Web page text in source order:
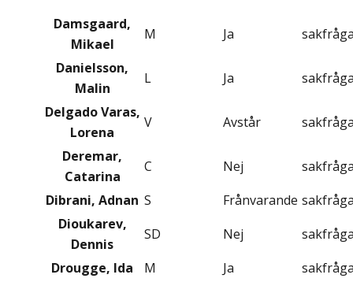
Damsgaard,
Mikael
M Ja
Danielsson,
Malin
L Ja
Delgado Varas,
Lorena
V Avstår
Deremar,
Catarina
C Nej
Dibrani, Adnan S Frånvarande
Dioukarev,
Dennis
SD Nej
Drougge, Ida
M Ja